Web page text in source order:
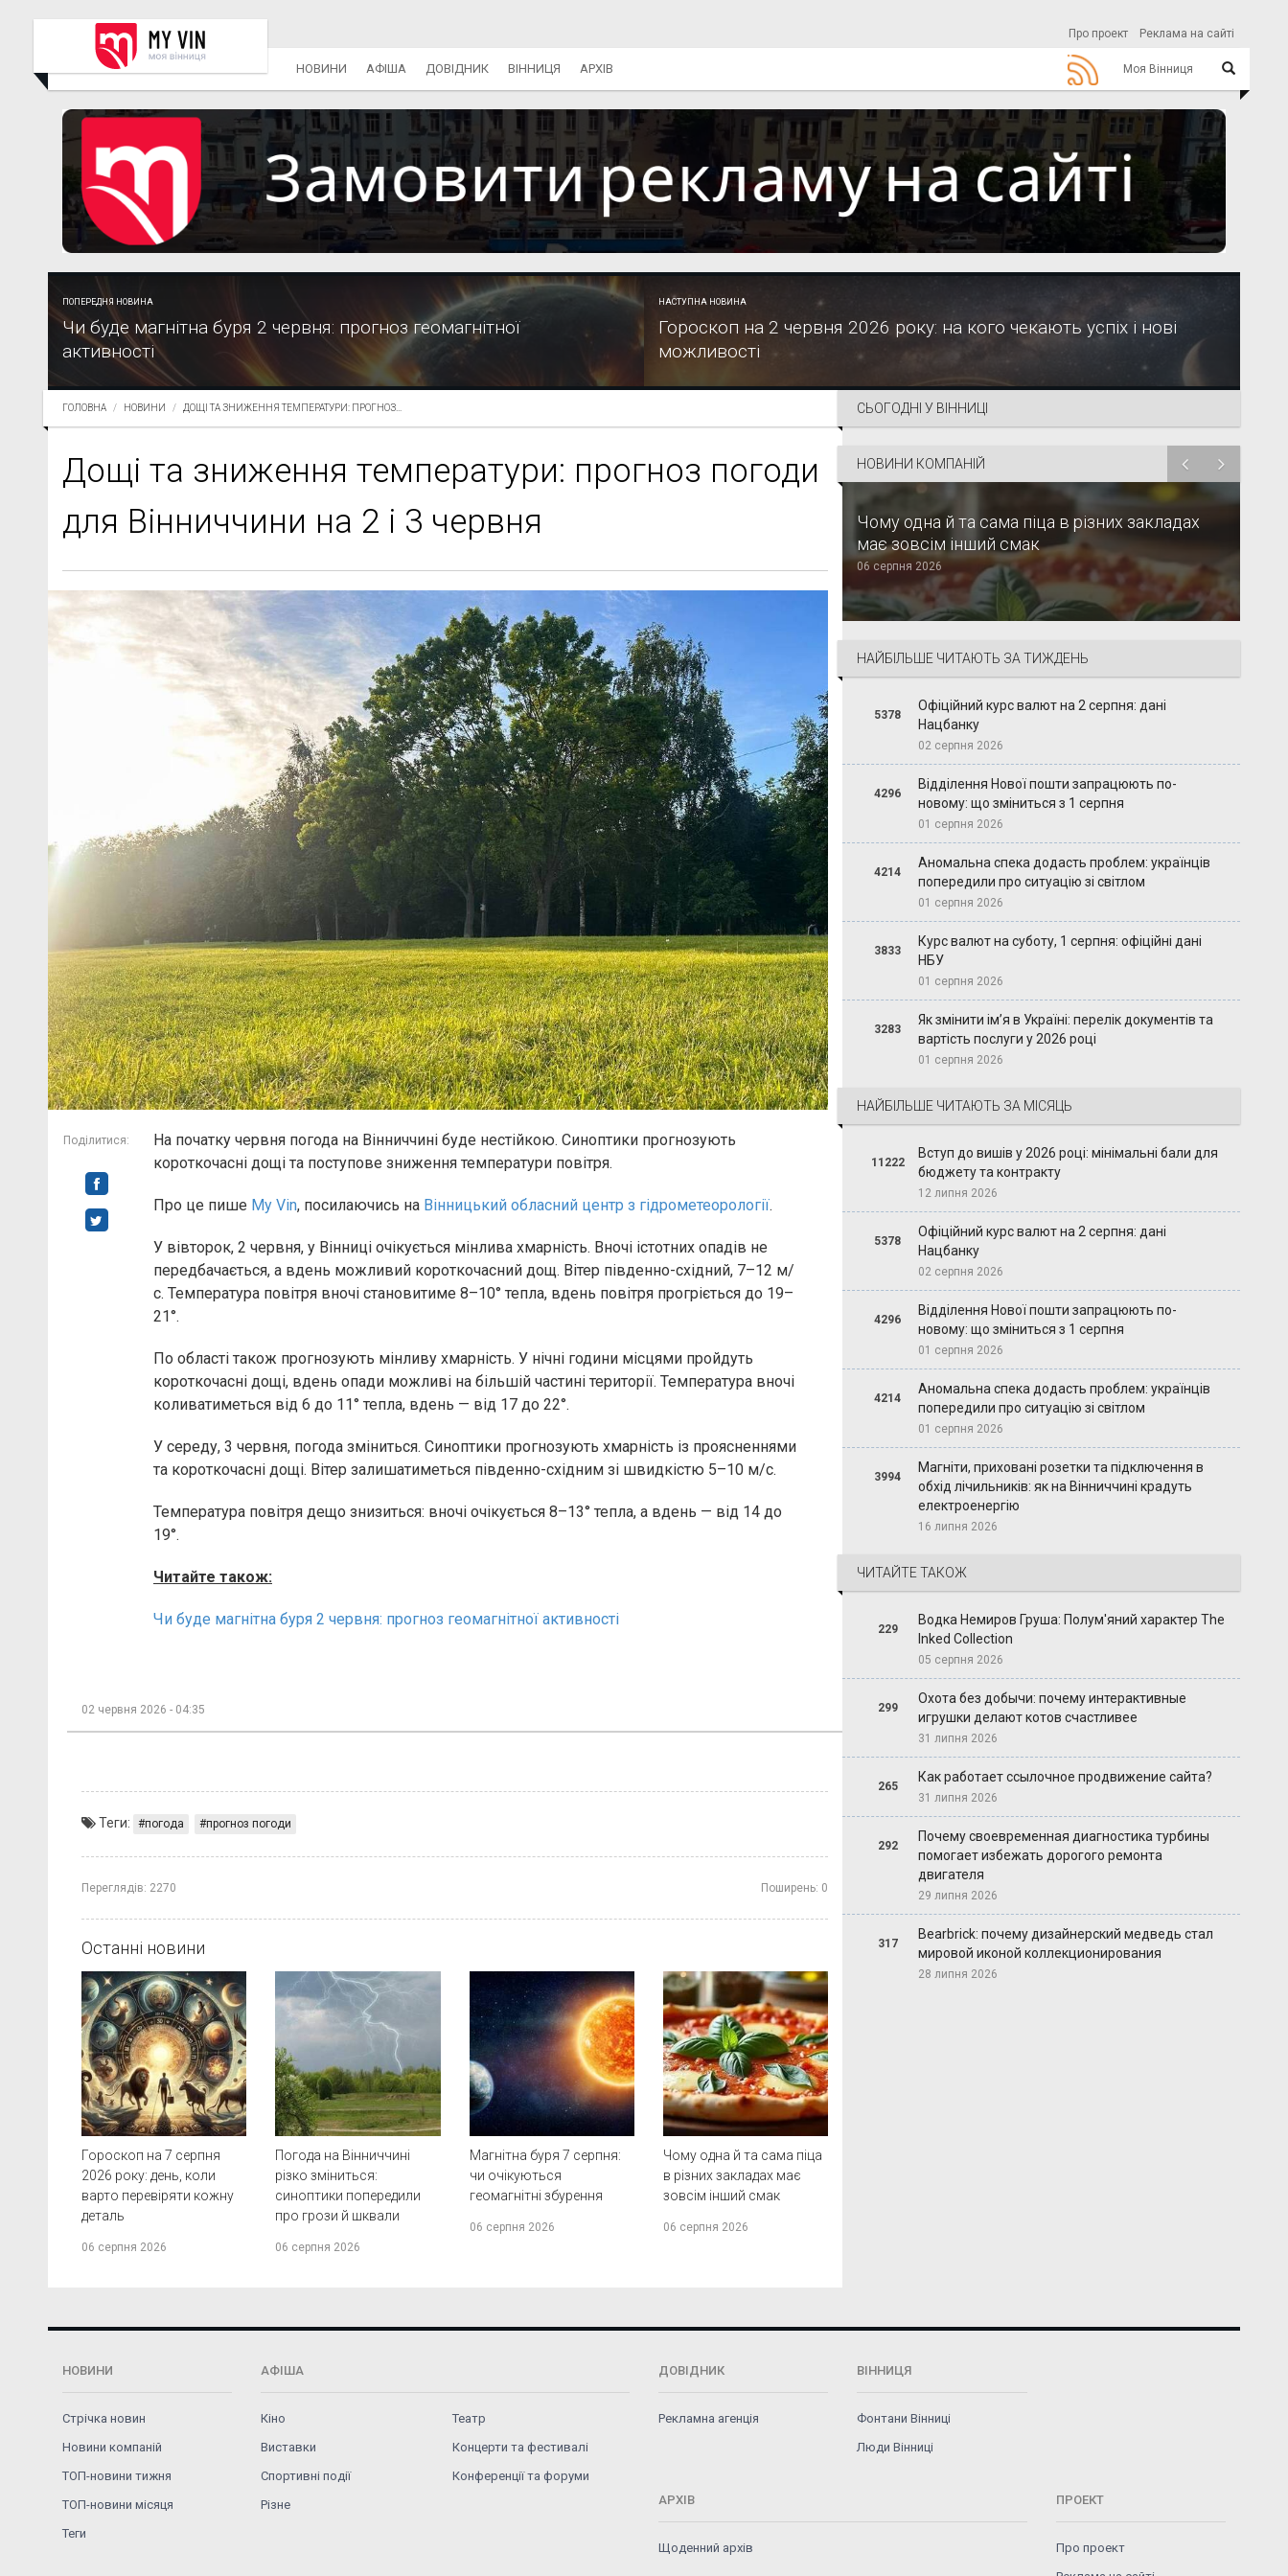
Про проект Реклама на сайті
Моя Вінниця
НОВИНИ АФІША ДОВІДНИК ВІННИЦЯ АРХІВ
ПОПЕРЕДНЯ НОВИНА
Чи буде магнітна буря 2 червня: прогноз геомагнітної
активності
НАСТУПНА НОВИНА
Гороскоп на 2 червня 2026 року: на кого чекають успіх і нові
можливості
ГОЛОВНА НОВИНИ ДОЩІ ТА ЗНИЖЕННЯ ТЕМПЕРАТУРИ: ПРОГНОЗ...
Дощі та зниження температури: прогноз погоди
для Вінниччини на 2 і 3 червня
Поділитися:
На початку червня погода на Вінниччині буде нестійкою. Синоптики прогнозують
короткочасні дощі та поступове зниження температури повітря.
Про це пише My Vin, посилаючись на Вінницький обласний центр з гідрометеорології.
У вівторок, 2 червня, у Вінниці очікується мінлива хмарність. Вночі істотних опадів не
передбачається, а вдень можливий короткочасний дощ. Вітер південно-східний, 7–12 м/
с. Температура повітря вночі становитиме 8–10° тепла, вдень повітря прогріється до 19–
21°.
По області також прогнозують мінливу хмарність. У нічні години місцями пройдуть
короткочасні дощі, вдень опади можливі на більшій частині території. Температура вночі
коливатиметься від 6 до 11° тепла, вдень — від 17 до 22°.
У середу, 3 червня, погода зміниться. Синоптики прогнозують хмарність із проясненнями
та короткочасні дощі. Вітер залишатиметься південно-східним зі швидкістю 5–10 м/с.
Температура повітря дещо знизиться: вночі очікується 8–13° тепла, а вдень — від 14 до
19°.
Читайте також:
Чи буде магнітна буря 2 червня: прогноз геомагнітної активності
02 червня 2026 - 04:35
Теги: погода прогноз погоди
Переглядів: 2270 Поширень: 0
Останні новини
Гороскоп на 7 серпня
2026 року: день, коли
варто перевіряти кожну
деталь
06 серпня 2026
Погода на Вінниччині
різко зміниться:
синоптики попередили
про грози й шквали
06 серпня 2026
Магнітна буря 7 серпня:
чи очікуються
геомагнітні збурення
06 серпня 2026
Чому одна й та сама піца
в різних закладах має
зовсім інший смак
06 серпня 2026
СЬОГОДНІ У ВІННИЦІ
НОВИНИ КОМПАНІЙ
Чому одна й та сама піца в різних закладах
має зовсім інший смак
06 серпня 2026
НАЙБІЛЬШЕ ЧИТАЮТЬ ЗА ТИЖДЕНЬ
5378
Офіційний курс валют на 2 серпня: дані
Нацбанку
02 серпня 2026
4296
Відділення Нової пошти запрацюють по-
новому: що зміниться з 1 серпня
01 серпня 2026
4214
Аномальна спека додасть проблем: українців
попередили про ситуацію зі світлом
01 серпня 2026
3833
Курс валют на суботу, 1 серпня: офіційні дані
НБУ
01 серпня 2026
3283
Як змінити ім’я в Україні: перелік документів та
вартість послуги у 2026 році
01 серпня 2026
НАЙБІЛЬШЕ ЧИТАЮТЬ ЗА МІСЯЦЬ
11222
Вступ до вишів у 2026 році: мінімальні бали для
бюджету та контракту
12 липня 2026
5378
Офіційний курс валют на 2 серпня: дані
Нацбанку
02 серпня 2026
4296
Відділення Нової пошти запрацюють по-
новому: що зміниться з 1 серпня
01 серпня 2026
4214
Аномальна спека додасть проблем: українців
попередили про ситуацію зі світлом
01 серпня 2026
3994
Магніти, приховані розетки та підключення в
обхід лічильників: як на Вінниччині крадуть
електроенергію
16 липня 2026
ЧИТАЙТЕ ТАКОЖ
229
Водка Немиров Груша: Полум'яний характер The
Inked Collection
05 серпня 2026
299
Охота без добычи: почему интерактивные
игрушки делают котов счастливее
31 липня 2026
265
Как работает ссылочное продвижение сайта?
31 липня 2026
292
Почему своевременная диагностика турбины
помогает избежать дорогого ремонта
двигателя
29 липня 2026
317
Bearbrick: почему дизайнерский медведь стал
мировой иконой коллекционирования
28 липня 2026
НОВИНИ
Стрічка новин
Новини компаній
ТОП-новини тижня
ТОП-новини місяця
Теги
АФІША
Кіно
Театр
Виставки
Концерти та фестивалі
Спортивні події
Конференції та форуми
Різне
ДОВІДНИК
Рекламна агенція
ВІННИЦЯ
Фонтани Вінниці
Люди Вінниці
АРХІВ
Щоденний архів
ПРОЕКТ
Про проект